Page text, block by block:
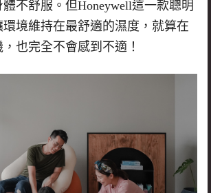
不舒服。但Honeywell這一款聰明
環境維持在最舒適的濕度，就算在
也完全不會感到不適！